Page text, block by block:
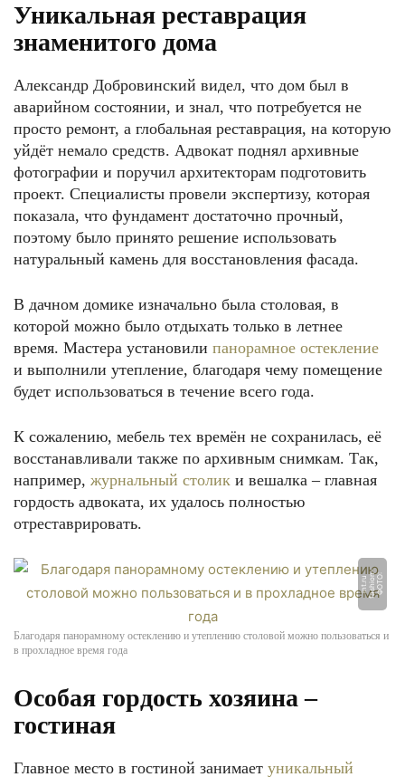
Уникальная реставрация
знаменитого дома
Александр Добровинский видел, что дом был в
аварийном состоянии, и знал, что потребуется не
просто ремонт, а глобальная реставрация, на которую
уйдёт немало средств. Адвокат поднял архивные
фотографии и поручил архитекторам подготовить
проект. Специалисты провели экспертизу, которая
показала, что фундамент достаточно прочный,
поэтому было принято решение использовать
натуральный камень для восстановления фасада.
В дачном домике изначально была столовая, в
которой можно было отдыхать только в летнее
время. Мастера установили панорамное остекление
и выполнили утепление, благодаря чему помещение
будет использоваться в течение всего года.
К сожалению, мебель тех времён не сохранилась, её
восстанавливали также по архивным снимкам. Так,
например, журнальный столик и вешалка – главная
гордость адвоката, их удалось полностью
отреставрировать.
Ф
О
Т
О:
f
a
s
hi
o
n
-i
n
t.
r
u
Благодаря панорамному остеклению и утеплению столовой можно пользоваться и
в прохладное время года
Особая гордость хозяина –
гостиная
Главное место в гостиной занимает уникальный